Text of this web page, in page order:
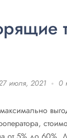
июля, 2021 0